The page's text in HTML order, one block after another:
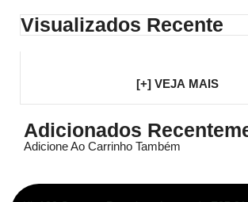
Visualizados Recente
[+] VEJA MAIS
Adicionados
Adicione Ao Carrinho Também